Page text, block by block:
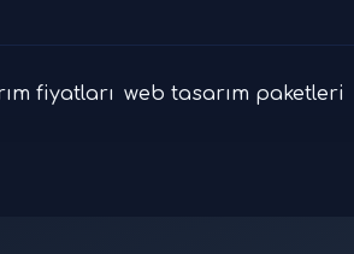
fiyatları web tasarım paketleri